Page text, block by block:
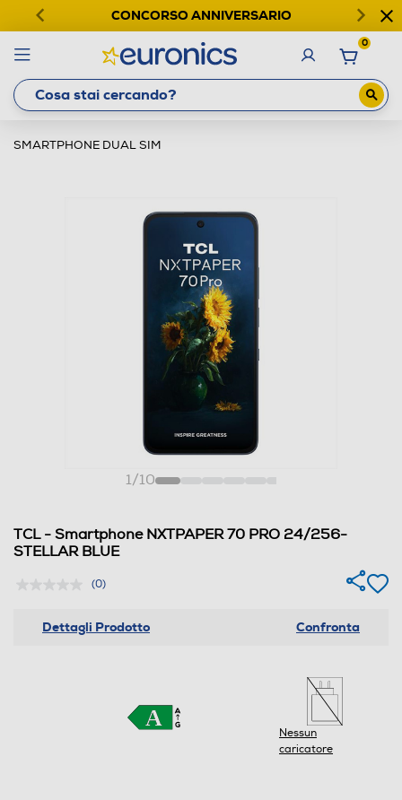
CONCORSO ANNIVERSARIO
0
SMARTPHONE DUAL SIM
1/10
TCL - Smartphone NXTPAPER 70 PRO 24/256-
STELLAR BLUE
(0)
Dettagli Prodotto Confronta
Nessun
caricatore